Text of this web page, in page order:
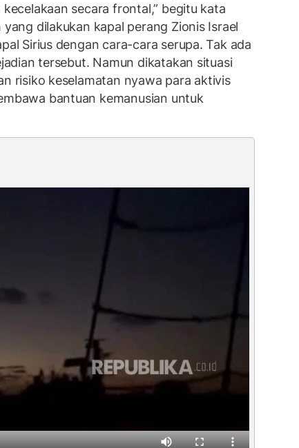
secara frontal,” begitu kata
yang dilakukan kapal perang Zionis Israel
Sirius dengan cara-cara serupa. Tak ada
tersebut. Namun dikatakan situasi
risiko keselamatan nyawa para aktivis
bantuan kemanusian untuk